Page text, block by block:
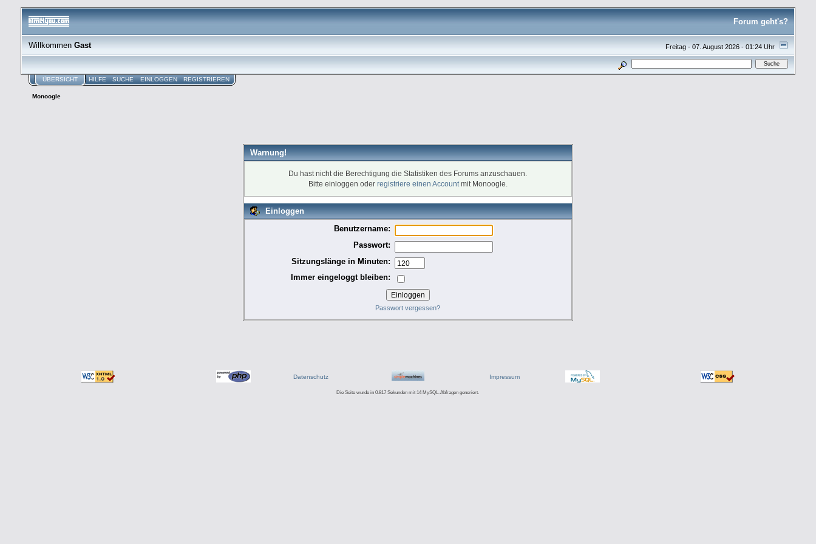
Forum geht's?
Freitag - 07. August 2026 - 01:24 Uhr
WillkommenGast
ÜBERSICHT HILFE SUCHE EINLOGGEN REGISTRIEREN
Monoogle
Warnung!
Du hast nicht die Berechtigung die Statistiken des Forums anzuschauen.
Bitte einloggen oder registriere einen Accountmit Monoogle.
Einloggen
Benutzername:
Passwort:
Sitzungslänge in Minuten:
Immer eingeloggt bleiben:
Passwort vergessen?
Datenschutz Impressum
Die Seite wurde in 0.817 Sekunden mit 14 MySQL-Abfragen generiert.